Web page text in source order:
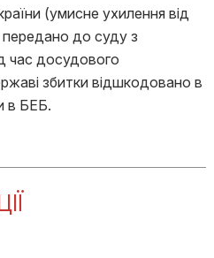
(умисне ухилення від
до суду з
час досудового
збитки відшкодовано в
в БЕБ.